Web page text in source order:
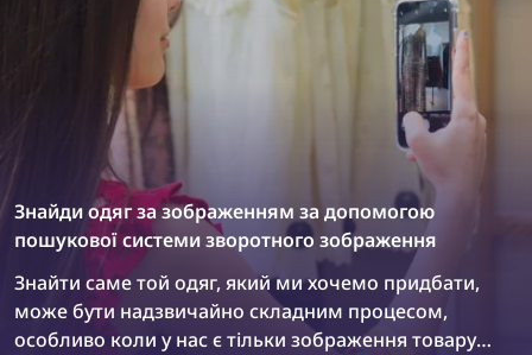
Знайди одяг за зображенням за допомогою
пошукової системи зворотного зображення
Знайти саме той одяг, який ми хочемо придбати,
може бути надзвичайно складним процесом,
особливо коли у нас є тільки зображення товару.